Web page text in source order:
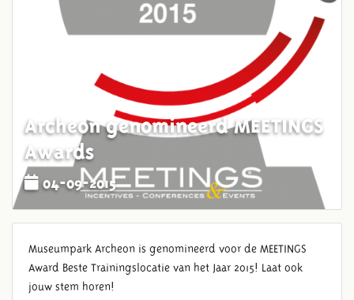
Archeon genomineerd MEETINGS
Awards
04-09-2015
Museumpark Archeon is genomineerd voor de MEETINGS
Award Beste Trainingslocatie van het Jaar 2015! Laat ook
jouw stem horen!